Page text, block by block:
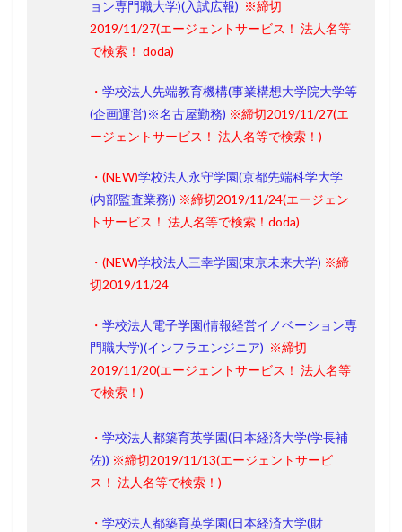
ョン専門職大学)(入試広報) ※締切
2019/11/27(エージェントサービス！ 法人名等
で検索！ doda)
・ 学校法人先端教育機構(事業構想大学院大学等
(企画運営)※名古屋勤務) ※締切2019/11/27(エ
ージェントサービス！ 法人名等で検索！)
・(NEW)学校法人永守学園(京都先端科学大学
(内部監査業務)) ※締切2019/11/24(エージェン
トサービス！ 法人名等で検索！doda)
・(NEW)学校法人三幸学園(東京未来大学) ※締
切2019/11/24
・ 学校法人電子学園(情報経営イノベーション専
門職大学)(インフラエンジニア) ※締切
2019/11/20(エージェントサービス！ 法人名等
で検索！ )
・ 学校法人都築育英学園(日本経済大学(学長補
佐)) ※締切2019/11/13(エージェントサービ
ス！ 法人名等で検索！)
・ 学校法人都築育英学園(日本経済大学(財